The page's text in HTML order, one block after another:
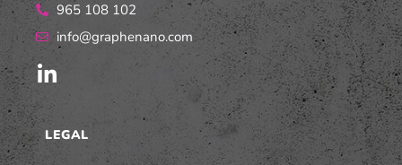
965 108 102
info@graphenano.com
LEGAL